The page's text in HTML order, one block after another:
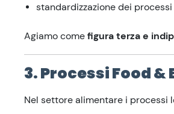
standardizzazione dei
Agiamo comefigura terza e
3. Processi Food
Nel settore alimentare i processi